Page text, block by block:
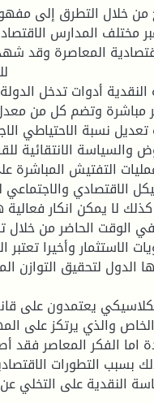
من خلال التطرق إلى
مختلف المدارس
المعاصرة وقد
النقدية أدوات تدخل
مباشرة وتضم كل من
نسبة الاحتياطي
والسياسة الانتقائية
التفتيش المباشرة
الاقتصادي
كذلك لا يمكن انكار
الوقت الحاضر من خلال
الاستثمار وأخيرا تعتبر
الدول لتحقيق التوازن
يعتمدون على
والذي يرتكز على
اما الفكر المعاصر فقد
بسبب التطورات